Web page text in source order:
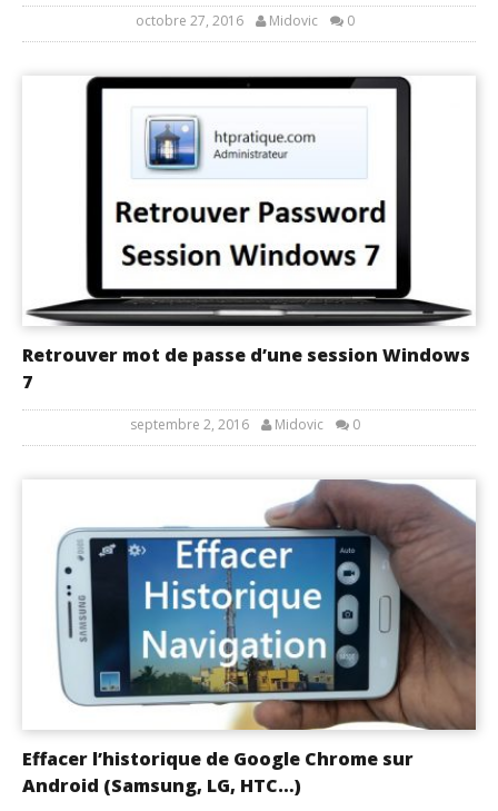
octobre 27, 2016 Midovic 0
Retrouver mot de passe d’une session Windows
7
septembre 2, 2016 Midovic 0
Effacer l’historique de Google Chrome sur
Android (Samsung, LG, HTC…)